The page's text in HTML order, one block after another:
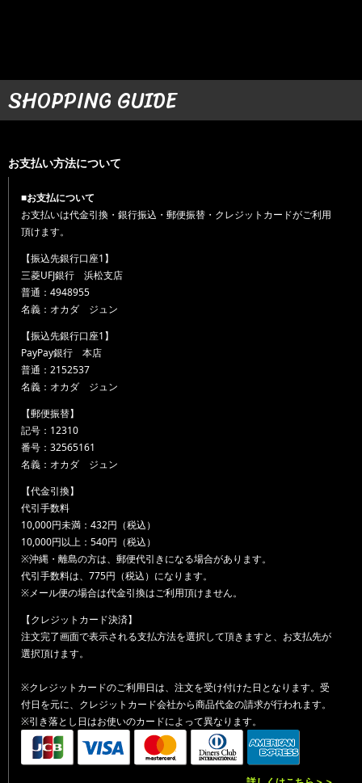
SHOPPING GUIDE
お支払い方法について
■お支払について
お支払いは代金引換・銀行振込・郵便振替・クレジットカードがご利用
頂けます。
【振込先銀行口座1】
三菱UFJ銀行 浜松支店
普通：4948955
名義：オカダ ジュン
【振込先銀行口座1】
PayPay銀行 本店
普通：2152537
名義：オカダ ジュン
【郵便振替】
記号：12310
番号：32565161
名義：オカダ ジュン
【代金引換】
代引手数料
10,000円未満：432円（税込）
10,000円以上：540円（税込）
※沖縄・離島の方は、郵便代引きになる場合があります。
代引手数料は、775円（税込）になります。
※メール便の場合は代金引換はご利用頂けません。
【クレジットカード決済】
注文完了画面で表示される支払方法を選択して頂きますと、お支払先が
選択頂けます。
※クレジットカードのご利用日は、注文を受け付けた日となります。受
付日を元に、クレジットカード会社から商品代金の請求が行われます。
※引き落とし日はお使いのカードによって異なります。